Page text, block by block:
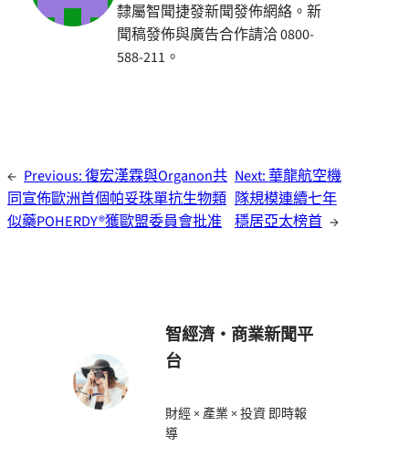
隸屬智聞捷發新聞發佈網絡。新
聞稿發佈與廣告合作請洽 0800-
588-211。
← Previous:復宏漢霖與Organon共
同宣佈歐洲首個帕妥珠單抗生物類
似藥POHERDY®獲歐盟委員會批准
Next:華龍航空機
隊規模連續七年
穩居亞太榜首 →
智經濟・商業新聞平
台
財經 × 產業 × 投資 即時報
導